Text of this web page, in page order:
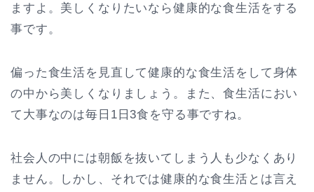
ますよ。美しくなりたいなら健康的な食生活をする
事です。
偏った食生活を見直して健康的な食生活をして身体
の中から美しくなりましょう。また、食生活におい
て大事なのは毎日1日3食を守る事ですね。
社会人の中には朝飯を抜いてしまう人も少なくあり
ません。しかし、それでは健康的な食生活とは言え